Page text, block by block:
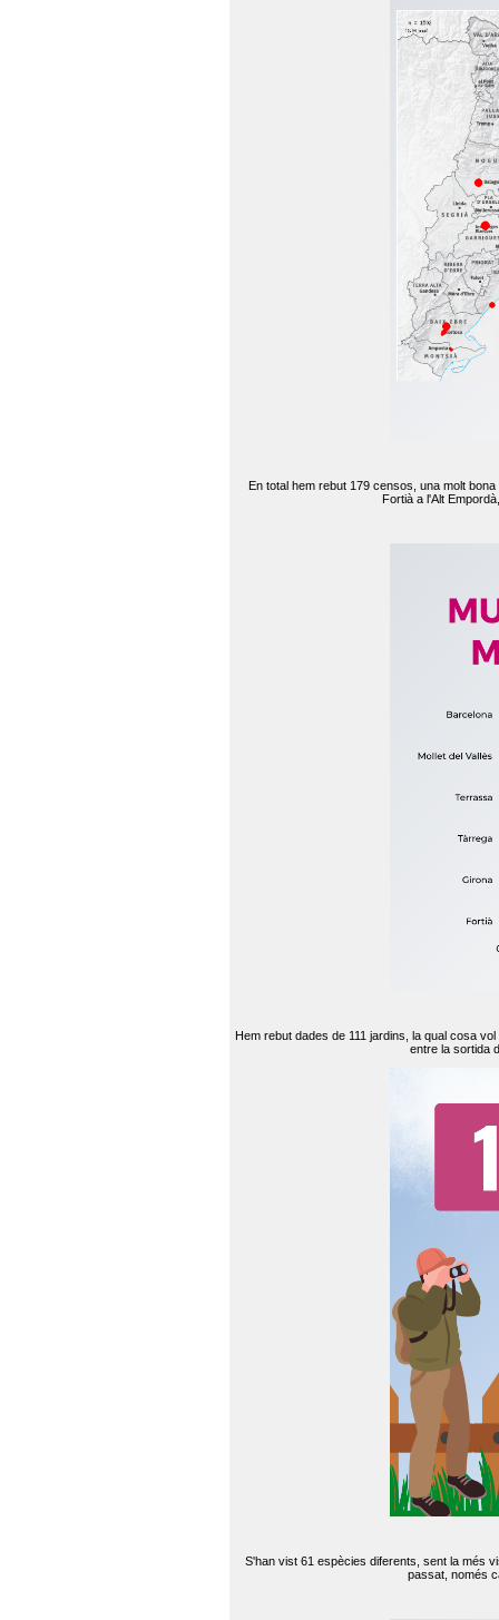
En total hem rebut 179 censos, una molt
Fortià a l'Alt
Hem rebut dades de 111 jardins, la qual cosa
entre la sortida
S'han vist 61 espècies diferents, sent la més
passat, només